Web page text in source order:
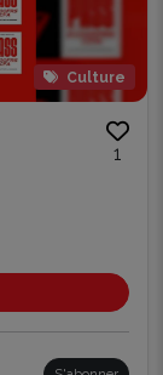
Culture
1